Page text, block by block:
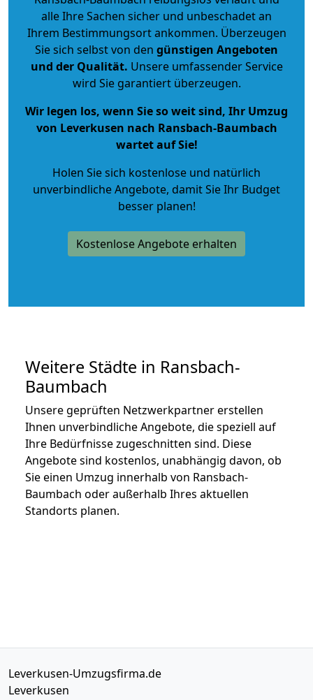
alle Ihre Sachen sicher und unbeschadet an
Ihrem Bestimmungsort ankommen. Überzeugen
Sie sich selbst von den günstigen Angeboten
und der Qualität. Unsere umfassender Service
wird Sie garantiert überzeugen.
Wir legen los, wenn Sie so weit sind, Ihr Umzug
von Leverkusen nach Ransbach-Baumbach
wartet auf Sie!
Holen Sie sich kostenlose und natürlich
unverbindliche Angebote, damit Sie Ihr Budget
besser planen!
Kostenlose Angebote erhalten
Weitere Städte in Ransbach-
Baumbach
Unsere geprüften Netzwerkpartner erstellen
Ihnen unverbindliche Angebote, die speziell auf
Ihre Bedürfnisse zugeschnitten sind. Diese
Angebote sind kostenlos, unabhängig davon, ob
Sie einen Umzug innerhalb von Ransbach-
Baumbach oder außerhalb Ihres aktuellen
Standorts planen.
Leverkusen-Umzugsfirma.de
Leverkusen